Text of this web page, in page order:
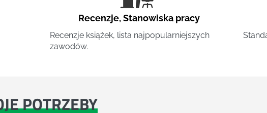
Recenzje,Stanowiska pracy
Recenzje książek, lista najpopularniejszych
zawodów.
POTRZEBY